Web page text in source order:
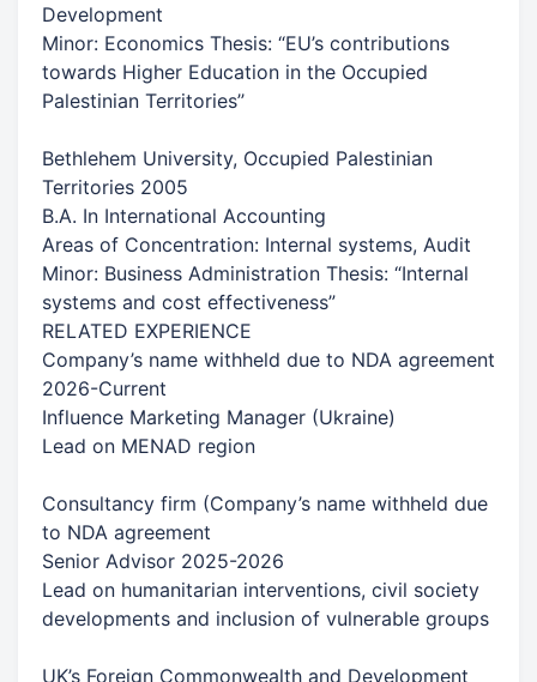
Development
Minor: Economics Thesis: “EU’s contributions
towards Higher Education in the Occupied
Palestinian Territories’’
Bethlehem University, Occupied Palestinian
Territories 2005
B.A. In International Accounting
Areas of Concentration: Internal systems, Audit
Minor: Business Administration Thesis: “Internal
systems and cost effectiveness”
RELATED EXPERIENCE
Company’s name withheld due to NDA agreement
2026-Current
Influence Marketing Manager (Ukraine)
Lead on MENAD region
Consultancy firm (Company’s name withheld due
to NDA agreement
Senior Advisor 2025-2026
Lead on humanitarian interventions, civil society
developments and inclusion of vulnerable groups
UK’s Foreign Commonwealth and Development